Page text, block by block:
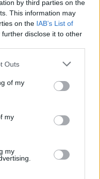
by third parties on the
This information may
on the IAB’s List of
further disclose it to other
one or more Google
You may click to
its third-party tags to
in below Google
Outs
of my
my
my
σχολικών
ποιότητας,